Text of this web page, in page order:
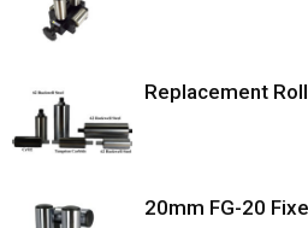
Replacement
20mm FG-20